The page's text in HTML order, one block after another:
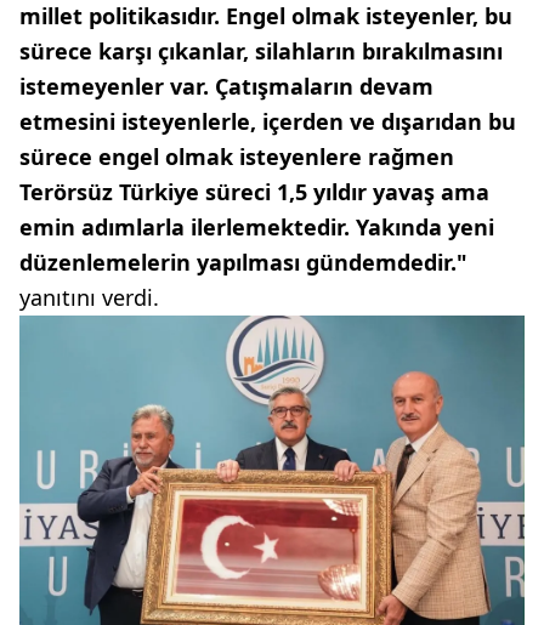
millet politikasıdır. Engel olmak isteyenler, bu
sürece karşı çıkanlar, silahların bırakılmasını
istemeyenler var. Çatışmaların devam
etmesini isteyenlerle, içerden ve dışarıdan bu
sürece engel olmak isteyenlere rağmen
Terörsüz Türkiye süreci 1,5 yıldır yavaş ama
emin adımlarla ilerlemektedir. Yakında yeni
düzenlemelerin yapılması gündemdedir."
yanıtını verdi.